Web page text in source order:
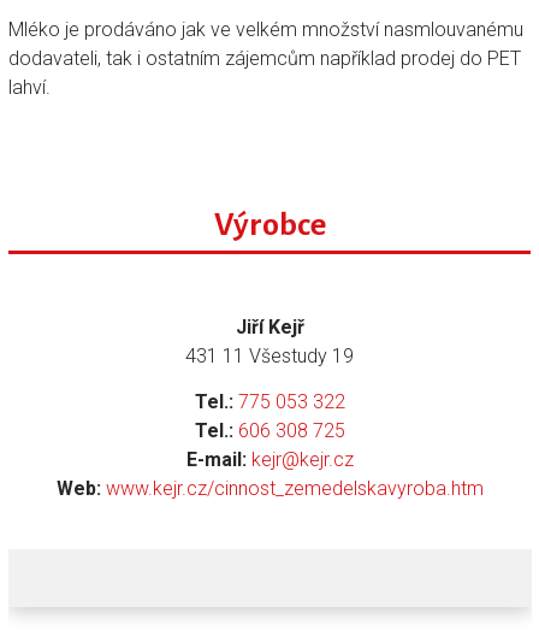
Mléko je prodáváno jak ve velkém množství nasmlouvanému
dodavateli, tak i ostatním zájemcům například prodej do PET
lahví.
Výrobce
Jiří Kejř
431 11 Všestudy 19
Tel.: 775 053 322
Tel.: 606 308 725
E-mail: kejr@kejr.cz
Web: www.kejr.cz/cinnost_zemedelskavyroba.htm